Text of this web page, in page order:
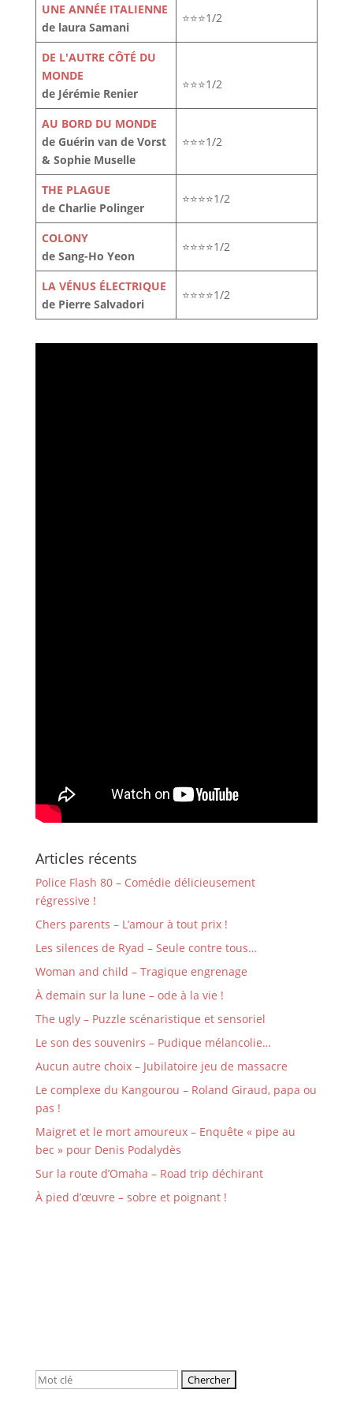
UNE ANNÉE ITALIENNE
de laura Samani
⭐⭐⭐1/2
DE L'AUTRE CÔTÉ DU
MONDE
de Jérémie Renier
⭐⭐⭐1/2
AU BORD DU MONDE
de Guérin van de Vorst
& Sophie Muselle
⭐⭐⭐1/2
THE PLAGUE
de Charlie Polinger
⭐⭐⭐⭐1/2
COLONY
de Sang-Ho Yeon
⭐⭐⭐⭐1/2
LA VÉNUS ÉLECTRIQUE
de Pierre Salvadori
⭐⭐⭐⭐1/2
Articles récents
Police Flash 80 – Comédie délicieusement
régressive !
Chers parents – L’amour à tout prix !
Les silences de Ryad – Seule contre tous…
Woman and child – Tragique engrenage
À demain sur la lune – ode à la vie !
The ugly – Puzzle scénaristique et sensoriel
Le son des souvenirs – Pudique mélancolie…
Aucun autre choix – Jubilatoire jeu de massacre
Le complexe du Kangourou – Roland Giraud, papa ou
pas !
Maigret et le mort amoureux – Enquête « pipe au
bec » pour Denis Podalydès
Sur la route d’Omaha – Road trip déchirant
À pied d’œuvre – sobre et poignant !
Rechercher: